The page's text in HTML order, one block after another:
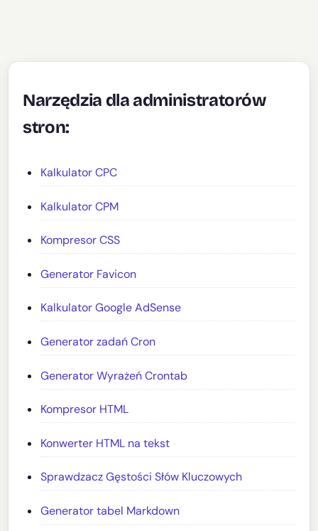
Narzędzia dla administratorów
stron:
Kalkulator CPC
Kalkulator CPM
Kompresor CSS
Generator Favicon
Kalkulator Google AdSense
Generator zadań Cron
Generator Wyrażeń Crontab
Kompresor HTML
Konwerter HTML na tekst
Sprawdzacz Gęstości Słów Kluczowych
Generator tabel Markdown